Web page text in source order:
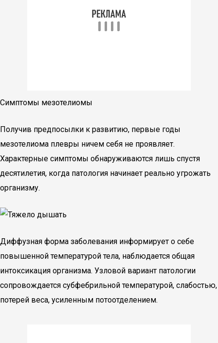
Симптомы мезотелиомы
Получив предпосылки к развитию, первые годы
мезотелиома плевры ничем себя не проявляет.
Характерные симптомы обнаруживаются лишь спустя
десятилетия, когда патология начинает реально угрожать
организму.
Диффузная форма заболевания информирует о себе
повышенной температурой тела, наблюдается общая
интоксикация организма. Узловой вариант патологии
сопровождается субфебрильной температурой, слабостью,
потерей веса, усиленным потоотделением.